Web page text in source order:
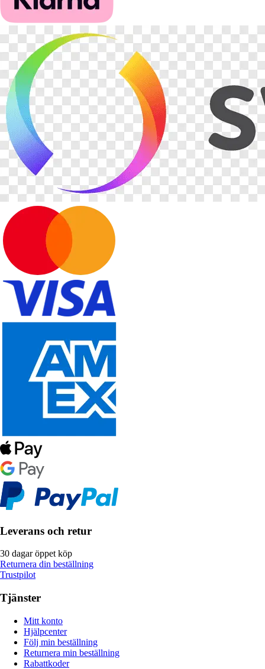
Leverans och retur
30 dagar öppet köp
Returnera din beställning
Trustpilot
Tjänster
Mitt konto
Hjälpcenter
Följ min beställning
Returnera min beställning
Rabattkoder